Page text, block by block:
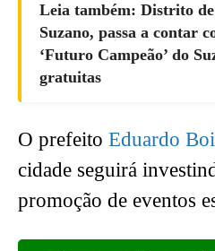
Leia também: Distrito
Suzano, passa a contar
‘Futuro Campeão’ do
gratuitas
O prefeito Eduardo
cidade seguirá
promoção de eventos